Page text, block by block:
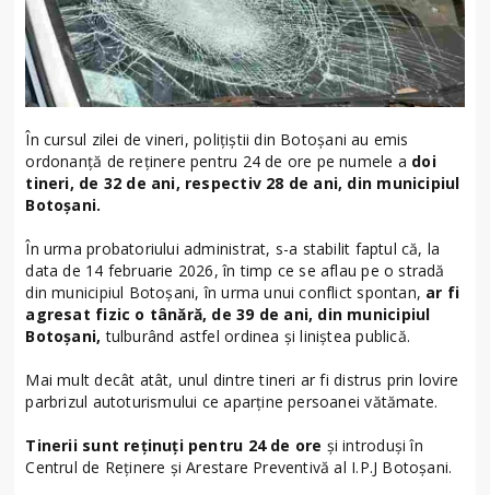
În cursul zilei de vineri, polițiștii din Botoșani au emis
ordonanță de reținere pentru 24 de ore pe numele a doi
tineri, de 32 de ani, respectiv 28 de ani, din municipiul
Botoșani.
În urma probatoriului administrat, s-a stabilit faptul că, la
data de 14 februarie 2026, în timp ce se aflau pe o stradă
din municipiul Botoșani, în urma unui conflict spontan, ar fi
agresat fizic o tânără, de 39 de ani, din municipiul
Botoșani,tulburând astfel ordinea și liniștea publică.
Mai mult decât atât, unul dintre tineri ar fi distrus prin lovire
parbrizul autoturismului ce aparține persoanei vătămate.
Tinerii sunt reținuți pentru 24 de ore și introduși în
Centrul de Reținere și Arestare Preventivă al I.P.J Botoșani.